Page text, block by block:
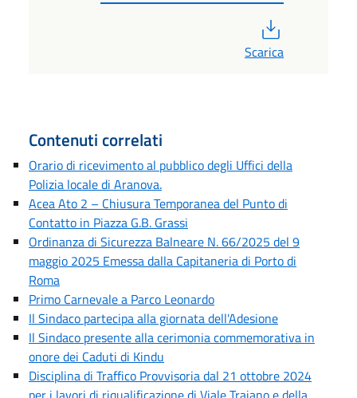
Scarica
Contenuti correlati
Orario di ricevimento al pubblico degli Uffici della
Polizia locale di Aranova.
Acea Ato 2 – Chiusura Temporanea del Punto di
Contatto in Piazza G.B. Grassi
Ordinanza di Sicurezza Balneare N. 66/2025 del 9
maggio 2025 Emessa dalla Capitaneria di Porto di
Roma
Primo Carnevale a Parco Leonardo
Il Sindaco partecipa alla giornata dell'Adesione
Il Sindaco presente alla cerimonia commemorativa in
onore dei Caduti di Kindu
Disciplina di Traffico Provvisoria dal 21 ottobre 2024